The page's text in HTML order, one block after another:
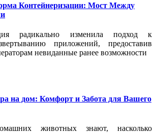
Контейнеризации: Мост Между
радикально изменила подход к
приложений, предоставив
невиданные ранее возможности
на дом: Комфорт и Забота для Вашего
животных знают, насколько